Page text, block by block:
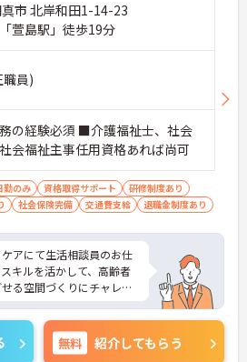
市 北岸和田1-14-23
萱島駅」徒歩19分
員)
の経験必須 ■介護福祉士、社会
会福祉主事任用資格あれば尚可
勤のみ 資格取得サポート
研修制度あり
社会保険完備 交通費支給 退職金制度あり
アにて生活相談員のお仕
キルを活かして、高齢者
る空間づくりにチャレン
策ポイントなど、さらに
でお気軽にご相談くださ
無料 紹介してもらう